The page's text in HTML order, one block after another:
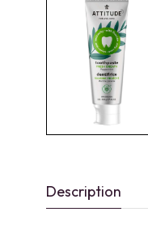
Description